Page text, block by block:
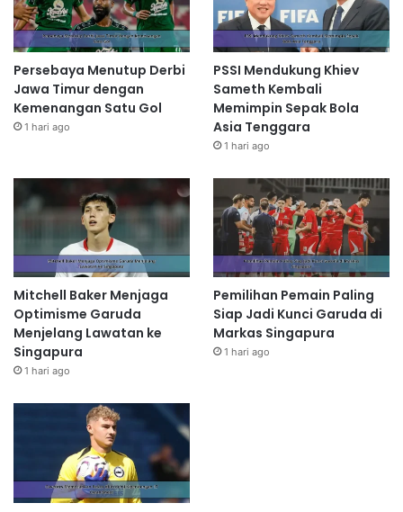
Persebaya Menutup Derbi
Jawa Timur dengan
Kemenangan Satu Gol
1 hari ago
PSSI Mendukung Khiev
Sameth Kembali
Memimpin Sepak Bola
Asia Tenggara
1 hari ago
Mitchell Baker Menjaga
Optimisme Garuda
Menjelang Lawatan ke
Singapura
1 hari ago
Pemilihan Pemain Paling
Siap Jadi Kunci Garuda di
Markas Singapura
1 hari ago